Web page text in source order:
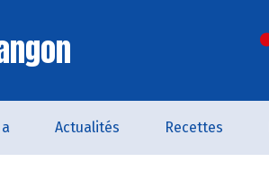
Actualités Recettes